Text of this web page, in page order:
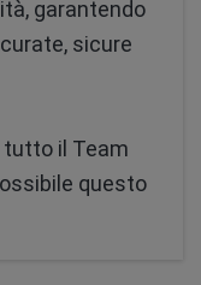
garantendo
sicure
tutto il Team
questo